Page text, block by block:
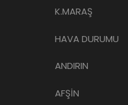
K.MARAŞ
HAVA DURUMU
ANDIRIN
AFŞİN